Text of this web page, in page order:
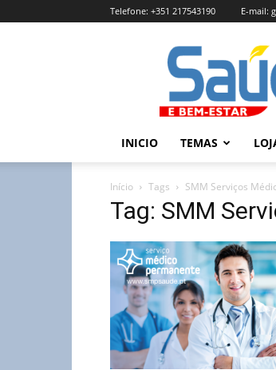
Telefone: +351 217543190 E-mail:
Revista
Saúde
e
Bem
Estar
Edição
INICIO TEMAS
Início Tags SMM Serviços
Tag: SMM